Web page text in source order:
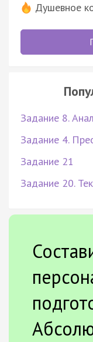
Душевное
Задание 8.
Задание 4.
Задание 21
Задание 20.